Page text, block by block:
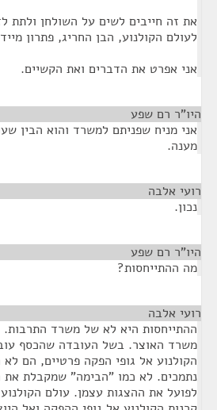
את זה חייבים לשים על השולחן ולתת
לעולם הקולנוע, הבן החריג, פתרון
אני אפרט את הדברים ואת הקשיים.
היו"ר רם שפע
אני מניח שפניתם למשרד והוא הבין
מענה.
רועי אלבה
נכון.
היו"ר רם שפע
מה ההתייחסות?
רועי אלבה
ההתייחסות היא לא של משרד התרבות.
משרד האוצר. בשל העובדה שהכסף
הקולנוע אל גופי הפקה פרטיים, הם לא
נתמכים. לא כמו "הבימה" שמקבלת את
לפועל את ההצגות עצמן. עולם